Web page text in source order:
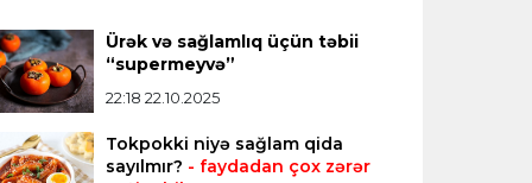
voleybolu üzrə ölkə
finalçılar müəyyənləşdi
liqası 23:03 06.08.2026
Ürək və sağlamlıq üçün təbii
“supermeyvə”
22:18 22.10.2025
Tokpokki niyə sağlam qida
sayılmır? - faydadan çox zərər